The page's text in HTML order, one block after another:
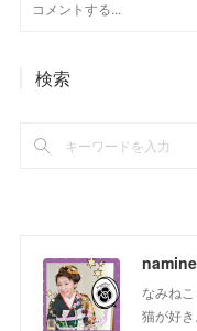
検索
なみね
猫が好